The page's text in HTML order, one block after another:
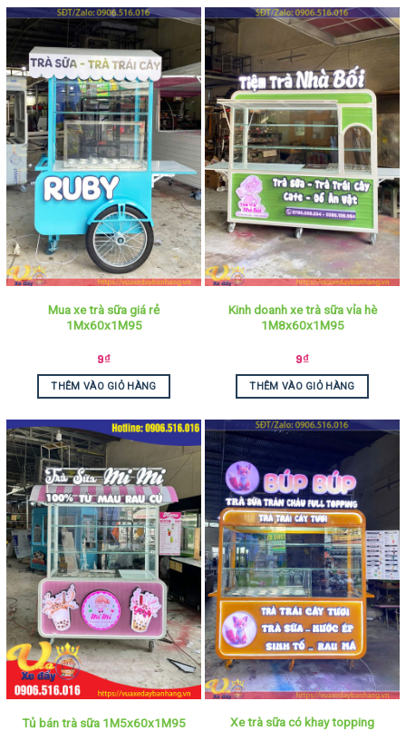
Mua xe trà sữa giá rẻ
1Mx60x1M95
9₫
THÊM VÀO GIỎ HÀNG
Kinh doanh xe trà sữa vỉa hè
1M8x60x1M95
9₫
THÊM VÀO GIỎ HÀNG
Tủ bán trà sữa 1M5x60x1M95
Xe trà sữa có khay topping